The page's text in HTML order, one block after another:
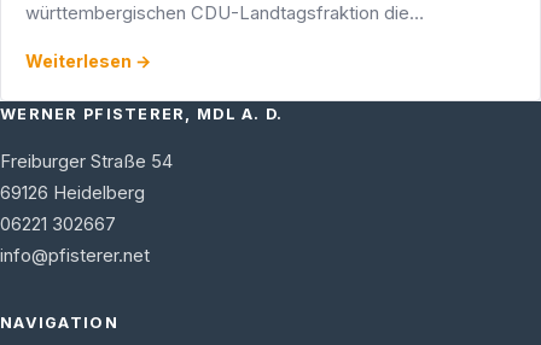
württembergischen CDU-Landtagsfraktion die
des Gesprächs - unter anderem …
Weiterlesen →
WERNER PFISTERER, MDL A. D.
Freiburger Straße 54
69126 Heidelberg
06221 302667
info@pfisterer.net
NAVIGATION